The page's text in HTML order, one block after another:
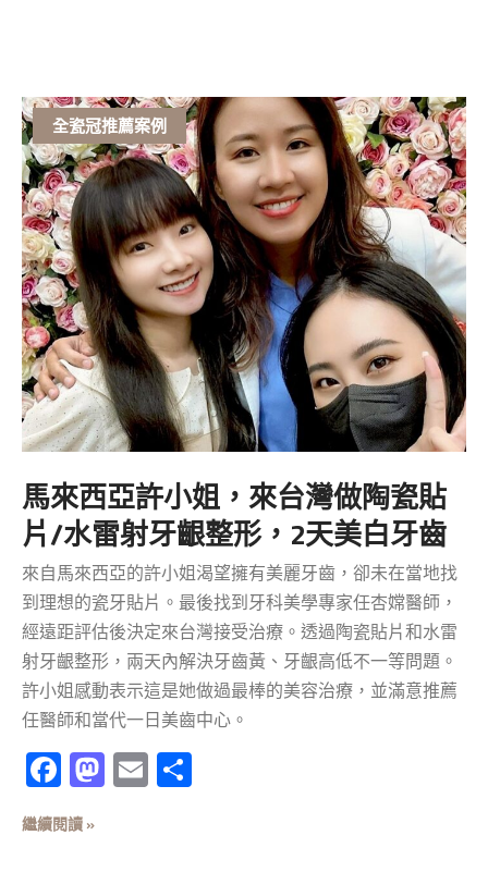
全瓷冠推薦案例
馬來西亞許小姐，來台灣做陶瓷貼
片/水雷射牙齦整形，2天美白牙齒
來自馬來西亞的許小姐渴望擁有美麗牙齒，卻未在當地找
到理想的瓷牙貼片。最後找到牙科美學專家任杏嫦醫師，
經遠距評估後決定來台灣接受治療。透過陶瓷貼片和水雷
射牙齦整形，兩天內解決牙齒黃、牙齦高低不一等問題。
許小姐感動表示這是她做過最棒的美容治療，並滿意推薦
任醫師和當代一日美齒中心。
Facebook
Mastodon
Email
繼續閱讀 »